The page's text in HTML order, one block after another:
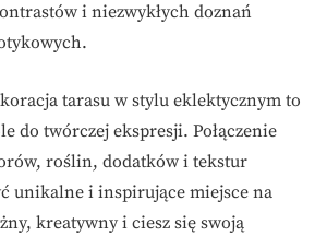
i niezwykłych doznań
tarasu w stylu eklektycznym to
do twórczej ekspresji. Połączenie
roślin, dodatków i tekstur
unikalne i inspirujące miejsce na
kreatywny i ciesz się swoją